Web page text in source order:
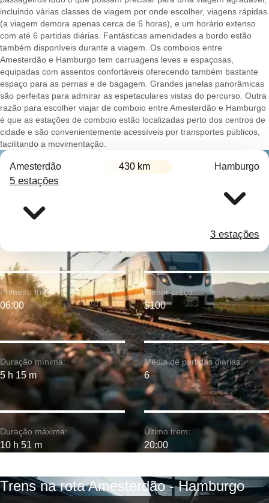
incluindo várias classes de viagem por onde escolher, viagens rápidas
(a viagem demora apenas cerca de 6 horas), e um horário extenso
com até 6 partidas diárias. Fantásticas amenidades a bordo estão
também disponíveis durante a viagem. Os comboios entre
Amesterdão e Hamburgo tem carruagens leves e espaçosas,
equipadas com assentos confortáveis oferecendo também bastante
espaço para as pernas e de bagagem. Grandes janelas panorâmicas
são perfeitas para admirar as espetaculares vistas do percurso. Outra
razão para escolher viajar de comboio entre Amesterdão e Hamburgo
é que as estações de comboio estão localizadas perto dos centros de
cidade e são convenientemente acessíveis por transportes públicos,
facilitando a movimentação.
Amesterdão 430 km Hamburgo
5 estações
3 estações
Duração mínima:
5 h 15 m
Primeiro trem:
06:00
Duração máxima:
10 h 51 m
Menor preço:
$100
Média de partidas diárias:
6
Último trem:
20:00
Trens na rota Amesterdão - Hamburgo